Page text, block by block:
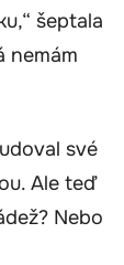
šeptala
nemám
své
Ale teď
Nebo